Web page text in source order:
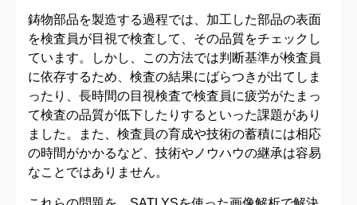
鋳物部品を製造する過程では、加工した部品の表面
を検査員が目視で検査して、その品質をチェックし
ています。しかし、この方法では判断基準が検査員
に依存するため、検査の結果にばらつきが出てしま
ったり、長時間の目視検査で検査員に疲労がたまっ
て検査の品質が低下したりするといった課題があり
ました。また、検査員の育成や技術の蓄積には相応
の時間がかかるなど、技術やノウハウの継承は容易
なことではありません。